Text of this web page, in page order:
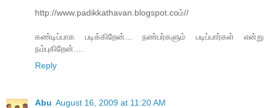
http://www.padikkathavan.blogspot.coம்//
க‌ண்டிப்பாக‌ ப‌டிக்கிறேன்... ந‌ண்ப‌ர்க‌ளும் ப‌டிப்பார்க‌ள் என்று
ந‌ம்புகிறேன்....
Reply
Abu August 16, 2009 at 11:20 AM